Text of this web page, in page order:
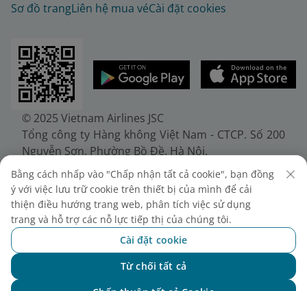
Sơ đồ trangLiên hệ mua véCài đặt cookies
© 2025 Vietnam Airlines JSC
Tổng công ty Hàng không Việt Nam - CTCP. Số 200
Nguyễn Sơn, Phường Bồ Đề, Hà Nội.
Điện thoại: (+84-24) 38272289. Fax: (+84-24)
38722375
Giấy chứng nhận đăng ký doanh nghiệp, mã số
doanh nghiệp 0100107518, đăng ký lần đầu ngày
30/6/2010, đăng ký thay đổi lần thứ 10 ngày
24/7/2025, cấp bởi Sở Tài chính Thành phố Hà Nội.
Bằng cách nhấp vào "Chấp nhận tất cả cookie", bạn đồng
ý với việc lưu trữ cookie trên thiết bị của mình để cải
thiện điều hướng trang web, phân tích việc sử dụng
trang và hỗ trợ các nỗ lực tiếp thị của chúng tôi.
Cài đặt cookie
Từ chối tất cả